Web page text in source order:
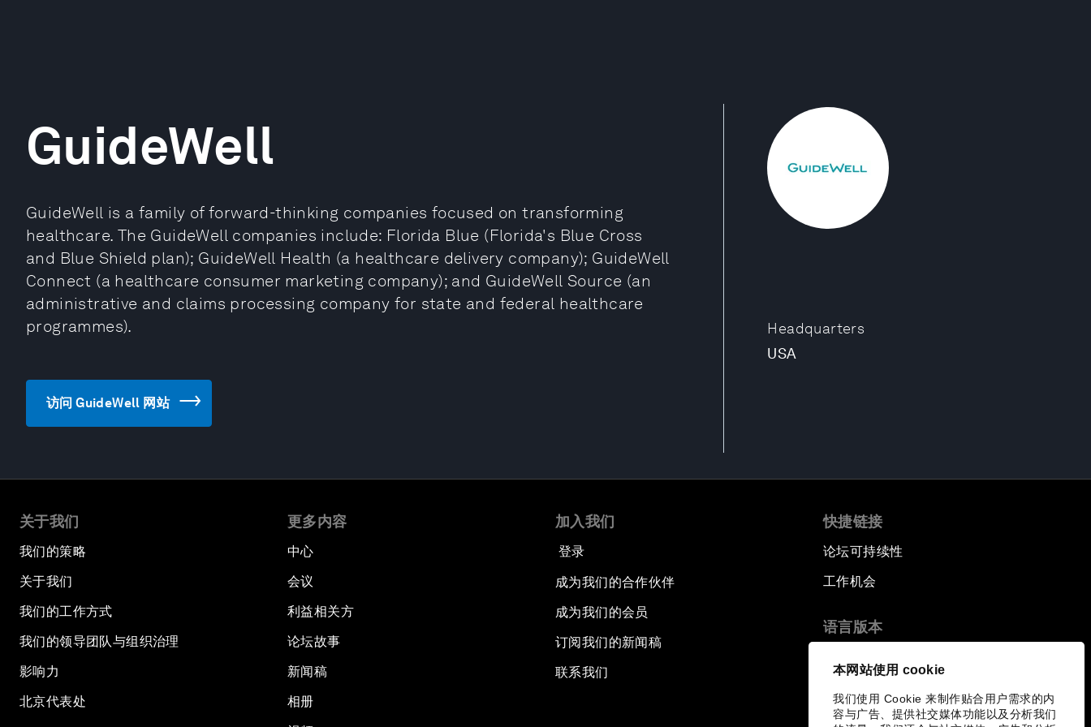
本网站使用 cookie
我们使用 Cookie 来制作贴合用户需求的内
容与广告、提供社交媒体功能以及分析我们
Headquarters
USA
GuideWell
GuideWell is a family of forward-thinking companies focused on transforming
healthcare. The GuideWell companies include: Florida Blue (Florida's Blue Cross
and Blue Shield plan); GuideWell Health (a healthcare delivery company); GuideWell
Connect (a healthcare consumer marketing company); and GuideWell Source (an
administrative and claims processing company for state and federal healthcare
programmes).
访问 GuideWell 网站
关于我们
我们的策略
关于我们
我们的工作方式
我们的领导团队与组织治理
影响力
北京代表处
更多内容
中心
会议
利益相关方
论坛故事
新闻稿
相册
加入我们
登录
成为我们的合作伙伴
成为我们的会员
订阅我们的新闻稿
联系我们
快捷链接
论坛可持续性
工作机会
语言版本